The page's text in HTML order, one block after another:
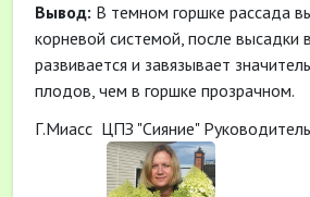
Вывод: В темном горшке рассада
корневой системой, после высадки
развивается и завязывает
плодов, чем в горшке прозрачном.
Г.Миасс ЦПЗ "Сияние"